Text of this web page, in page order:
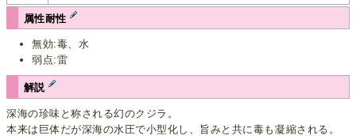
属性耐性
無効:毒、水
弱点:雷
解説
深海の珍味と称される幻のクジラ。
本来は巨体だが深海の水圧で小型化し、旨みと共に毒も凝縮される。